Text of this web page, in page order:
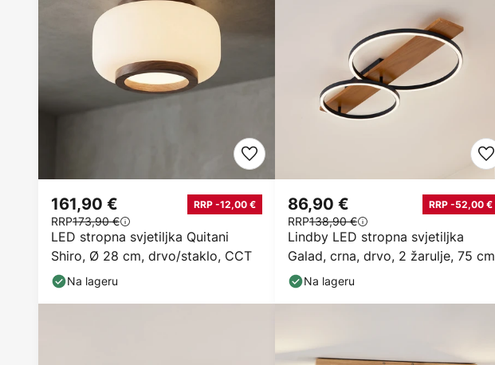
LED stropna svjetiljka Quitani
Shiro, Ø 28 cm, drvo/staklo, CCT
161,90 € RRP -12,00 €
RRP173,90 €
Na lageru
Lindby LED stropna svjetiljka
Galad, crna, drvo, 2 žarulje, 75 cm
86,90 € RRP -52,00 €
RRP138,90 €
Na lageru